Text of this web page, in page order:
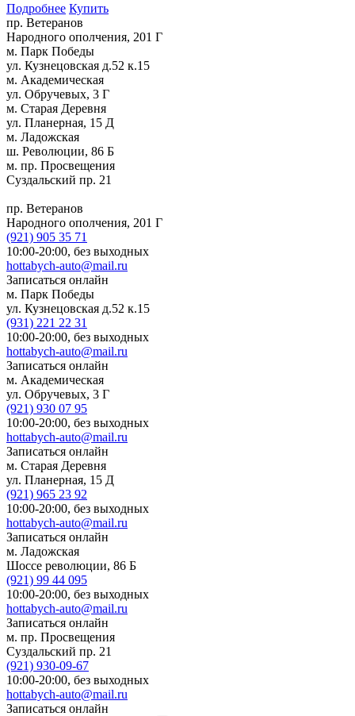
Подробнее Купить
пр. Ветеранов
Народного ополчения, 201 Г
м. Парк Победы
ул. Кузнецовская д.52 к.15
м. Академическая
ул. Обручевых, 3 Г
м. Старая Деревня
ул. Планерная, 15 Д
м. Ладожская
ш. Революции, 86 Б
м. пр. Просвещения
Суздальский пр. 21
пр. Ветеранов
Народного ополчения, 201 Г
(921) 905 35 71
10:00-20:00, без выходных
hottabych-auto@mail.ru
Записаться онлайн
м. Парк Победы
ул. Кузнецовская д.52 к.15
(931) 221 22 31
10:00-20:00, без выходных
hottabych-auto@mail.ru
Записаться онлайн
м. Академическая
ул. Обручевых, 3 Г
(921) 930 07 95
10:00-20:00, без выходных
hottabych-auto@mail.ru
Записаться онлайн
м. Старая Деревня
ул. Планерная, 15 Д
(921) 965 23 92
10:00-20:00, без выходных
hottabych-auto@mail.ru
Записаться онлайн
м. Ладожская
Шоссе революции, 86 Б
(921) 99 44 095
10:00-20:00, без выходных
hottabych-auto@mail.ru
Записаться онлайн
м. пр. Просвещения
Суздальский пр. 21
(921) 930-09-67
10:00-20:00, без выходных
hottabych-auto@mail.ru
Записаться онлайн